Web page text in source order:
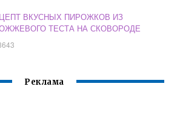
ВКУСНЫХ ПИРОЖКОВ ИЗ
ТЕСТА НА СКОВОРОДЕ
Реклама